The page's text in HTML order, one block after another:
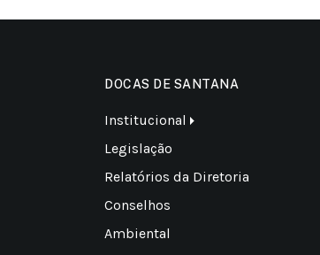
DOCAS DE SANTANA
Institucional
Legislação
Relatórios da Diretoria
Conselhos
Ambiental